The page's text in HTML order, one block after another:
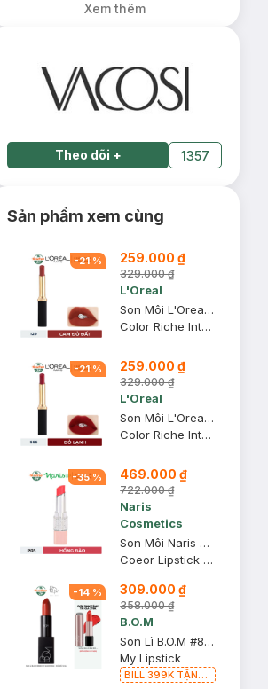
Xem thêm
Theo dõi + 1357
Sản phẩm xem cùng
-21% 259.000 ₫
329.000 ₫
L'Oreal
Son Môi L'Oreal Mịn Lì 129 I Lead - Cam Đỏ Đất 1.7g
Color Riche Intense Volume Matte
-21% 259.000 ₫
329.000 ₫
L'Oreal
Son Môi L'Oreal Mịn Lì Căng Mướt 666 I Win - Đỏ Lạnh 1.7g
Color Riche Intense Volume Matte
-35% 469.000 ₫
722.000 ₫
Naris
Cosmetics
Son Môi Naris Cosmetics Coeor P03 Hồng Đào 3.2g
Coeor Lipstick P03
-14 % 309.000 ₫
358.000 ₫
B.O.M
Son Lì B.O.M #808 My Warm Red - Đỏ Đất 3.5g
My Lipstick
BILL 399K TẶNG